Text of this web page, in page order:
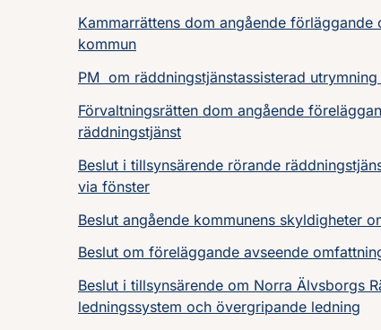
Kammarrättens dom angående
kommun
PM om räddningstjänstassisterad
Förvaltningsrätten dom angående
räddningstjänst
Beslut i tillsynsärende rörande
via fönster
Beslut angående kommunens skyldigheter
Beslut om föreläggande avseende
Beslut i tillsynsärende om Norra Älvsborgs
ledningssystem och övergripande ledning